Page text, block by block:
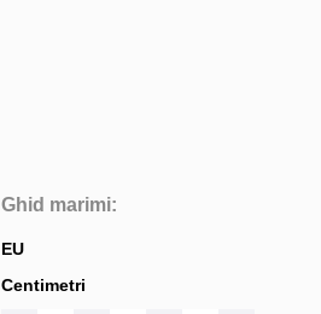
Ghid marimi:
EU
Centimetri